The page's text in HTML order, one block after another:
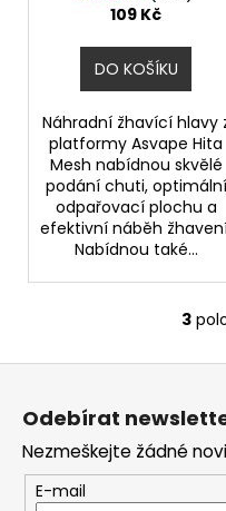
109 Kč
DO KOŠÍKU
Náhradní žhavící hlavy
platformy Asvape Hita
Mesh nabídnou skvělé
podání chuti, optimální
odpařovací plochu a
efektivní náběh
Nabídnou také...
3
Odebírat
Nezmeškejte žádné
E-mail